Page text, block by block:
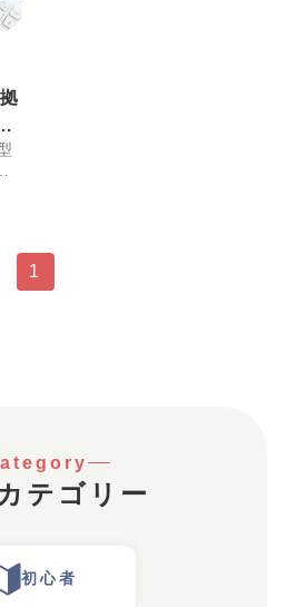
1
テゴリー
初心者